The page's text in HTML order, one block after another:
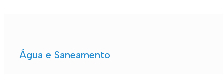
Água e Saneamento